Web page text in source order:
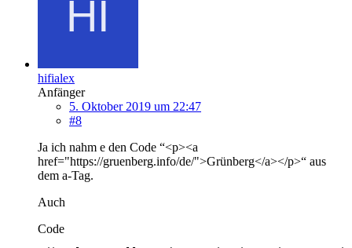
hifialex
Anfänger
5. Oktober 2019 um 22:47
#8
Ja ich nahm e den Code “<p><a
href="https://gruenberg.info/de/">Grünberg</a></p>“ aus
dem a-Tag.
Auch
Code